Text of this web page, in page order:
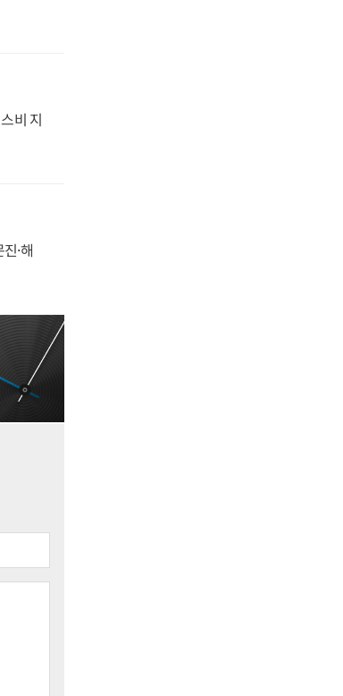
비 지
·해